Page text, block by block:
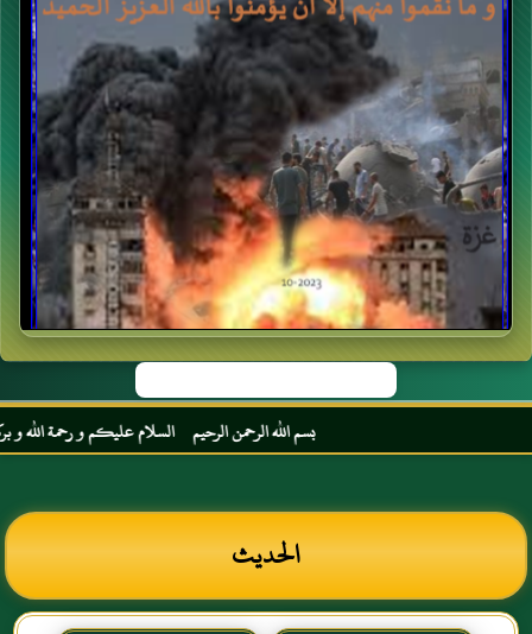
بسم الله الرحمن الرحيم السلام عليكم و رحمة الله و
الحديث